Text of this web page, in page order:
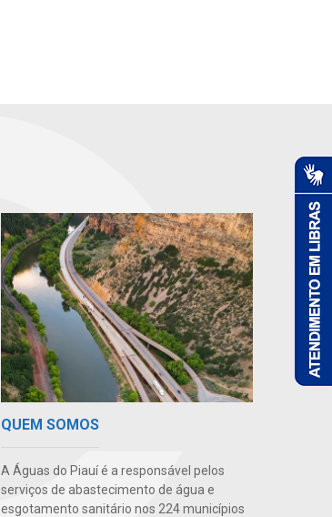
QUEM SOMOS
A Águas do Piauí é a responsável pelos
serviços de abastecimento de água e
esgotamento sanitário nos 224 municípios